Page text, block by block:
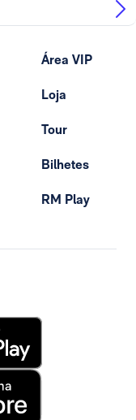
Área VIP
Loja
Tour
Bilhetes
RM Play